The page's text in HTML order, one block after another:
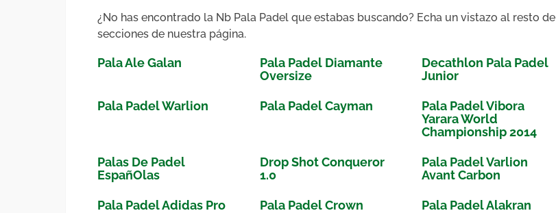
¿No has encontrado la Nb Pala Padel que estabas buscando? Echa un vistazo al resto de
secciones de nuestra página.
Pala Ale Galan
Pala Padel Diamante
Oversize
Decathlon Pala Padel
Junior
Pala Padel Warlion Pala Padel Cayman
Pala Padel Vibora
Yarara World
Championship 2014
Palas De Padel
EspañOlas
Drop Shot Conqueror
1.0
Pala Padel Varlion
Avant Carbon
Pala Padel Adidas Pro
Pala Padel Crown
Pala Padel Alakran